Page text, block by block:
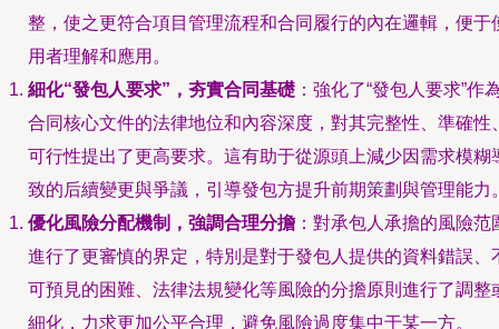
整，使之更符合項目管理流程和合同履行的內在邏輯，便于
用者理解和應用。
細化“發包人要求”，夯實合同基礎 ：強化了“發包人要求”作
合同核心文件的法律地位和內容深度，對其完整性、準確性
可行性提出了更高要求。這有助于從源頭上減少因需求模糊
致的后續變更與爭議，引導發包方提升前期策劃與管理能力
優化風險分配機制，強調合理分擔 ：對承包人承擔的風險范
進行了更審慎的界定，特別是對于發包人提供的資料錯誤、
可預見的困難、法律法規變化等風險的分擔原則進行了調整
細化，力求更加公平合理，避免風險過度集中于某一方。